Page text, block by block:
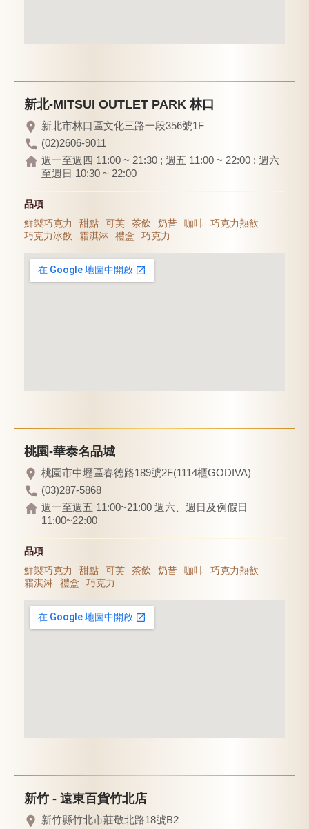
新北-MITSUI OUTLET PARK 林口
新北市林口區文化三路一段356號1F
(02)2606-9011
週一至週四 11:00 ~ 21:30 ; 週五 11:00 ~ 22:00 ; 週六
至週日 10:30 ~ 22:00
品項
鮮製巧克力
甜點 可芙 茶飲 奶昔 咖啡
巧克力熱飲
巧克力冰飲
霜淇淋 禮盒 巧克力
桃園-華泰名品城
桃園市中壢區春德路189號2F(1114櫃GODIVA)
(03)287-5868
週一至週五 11:00~21:00 週六、週日及例假日
11:00~22:00
品項
鮮製巧克力
甜點 可芙 茶飲 奶昔 咖啡
巧克力熱飲
霜淇淋
禮盒 巧克力
新竹 - 遠東百貨竹北店
新竹縣竹北市莊敬北路18號B2